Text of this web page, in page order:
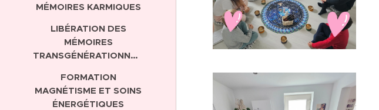
MÉMOIRES KARMIQUES
LIBÉRATION DES
MÉMOIRES
TRANSGÉNÉRATIONNELLES
FORMATION
MAGNÉTISME ET SOINS
ÉNERGÉTIQUES